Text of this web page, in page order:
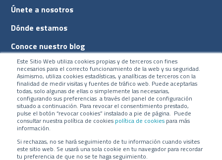
Este Sitio Web utiliza cookies propias y de terceros con fines
necesarios para el correcto funcionamiento de la web y su seguridad.
Asimismo, utiliza cookies estadísticas, y analíticas de terceros con la
finalidad de medir visitas y fuentes de tráfico web. Puede aceptarlas
todas, solo algunas de ellas o simplemente las necesarias,
configurando sus preferencias a través del panel de configuración
situado a continuación. Para revocar el consentimiento prestado,
pulse el botón “revocar cookies” instalado a pie de página. Puede
consultar nuestra política de cookies política de cookies para más
información.
Si rechazas, no se hará seguimiento de tu información cuando visites
este sitio web. Se usará una sola cookie en tu navegador para recordar
tu preferencia de que no se te haga seguimiento.
Únete a nosotros
Dónde estamos
Conoce nuestro blog
ACCESOS
Plan CRM